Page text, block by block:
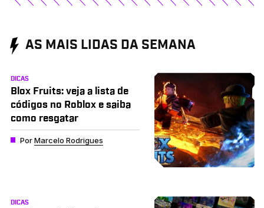
AS MAIS LIDAS DA SEMANA
DICAS
Blox Fruits: veja a lista de
códigos no Roblox e saiba
como resgatar
PorMarcelo Rodrigues
DICAS